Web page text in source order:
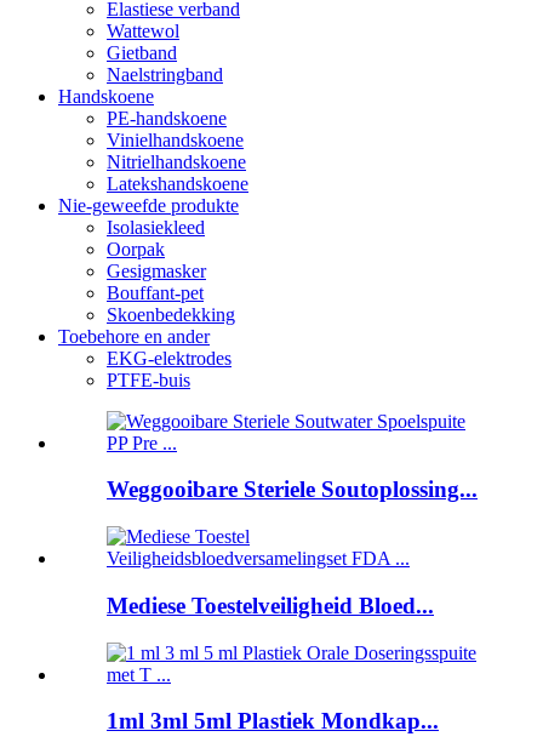
Elastiese verband
Wattewol
Gietband
Naelstringband
Handskoene
PE-handskoene
Vinielhandskoene
Nitrielhandskoene
Latekshandskoene
Nie-geweefde produkte
Isolasiekleed
Oorpak
Gesigmasker
Bouffant-pet
Skoenbedekking
Toebehore en ander
EKG-elektrodes
PTFE-buis
Weggooibare Steriele Soutoplossing...
Mediese Toestelveiligheid Bloed...
1ml 3ml 5ml Plastiek Mondkap...